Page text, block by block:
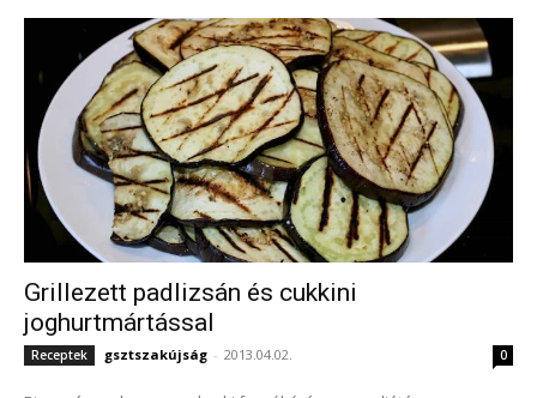
Grillezett padlizsán és cukkini
joghurtmártással
Receptek gsztszakújság - 2013.04.02. 0